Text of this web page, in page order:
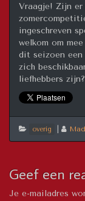
Vraagje! Zijn
ingeschreven
welkom om
dit seizoen
zich
liefhebbers zijn?
overig
Geef een
Je e-mailadres